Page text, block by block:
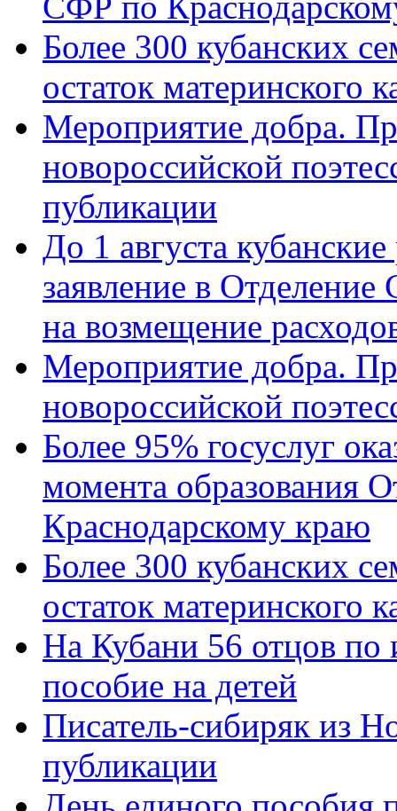
Более 300 кубанских
остаток материнского
Мероприятие добра.
новороссийской
публикации
До 1 августа
заявление в
на возмещение
Мероприятие добра.
новороссийской
Более 95% госуслуг
момента образования
Краснодарскому краю
Более 300 кубанских
остаток материнского
На Кубани 56 отцов по
пособие на детей
Писатель-сибиряк из
публикации